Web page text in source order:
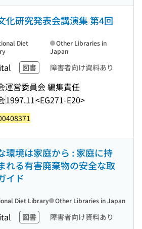
化研究発表会講演集 第4回
図書 障害者向け資料あり
運営委員会 編集責任
1997.11<EG271-E20>
Diet
Other Libraries in
Japan
環境は家庭から : 家庭に持
れる有害廃棄物の安全な取
イド
図書 障害者向け資料あり
Diet Library Other Libraries in Japan